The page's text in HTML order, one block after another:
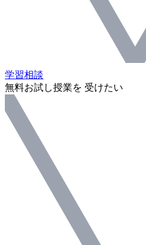
学習相談
無料お試し授業を 受けたい